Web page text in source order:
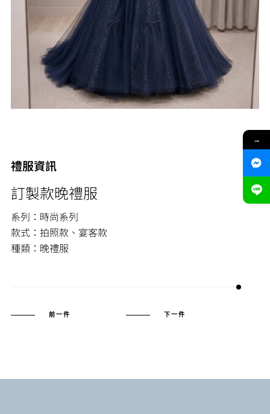
禮服資訊
訂製款晚禮服
系列：時尚系列
款式：拍照款、宴客款
種類：晚禮服
前一件 下一件
→